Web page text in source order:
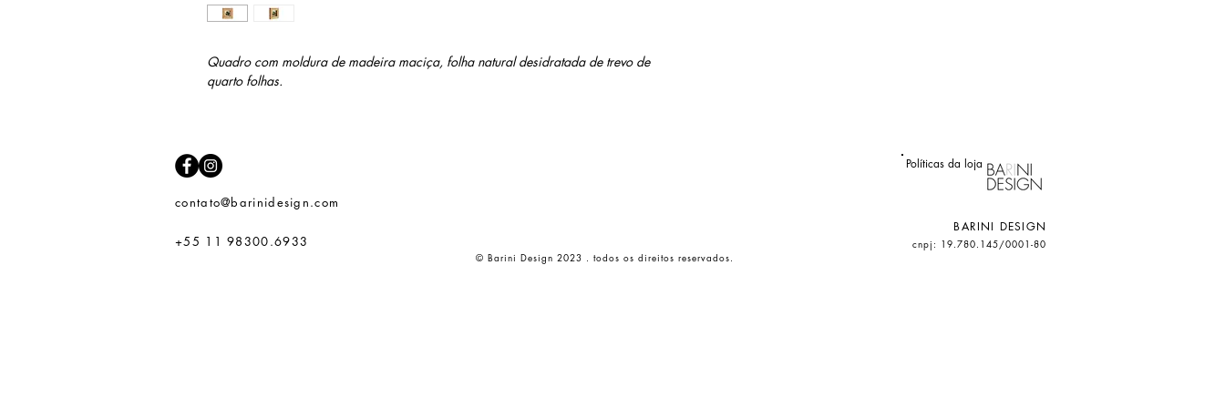
Quadro com moldura de madeira maciça, folha natural desidratada de trevo de
quarto folhas.
contato@barinidesign.com
+55 11 98300.6933
Políticas da loja
BARINI DESIGN
cnpj: 19.780.145/0001-80
© Barini Design 2023 . todos os direitos reservados.